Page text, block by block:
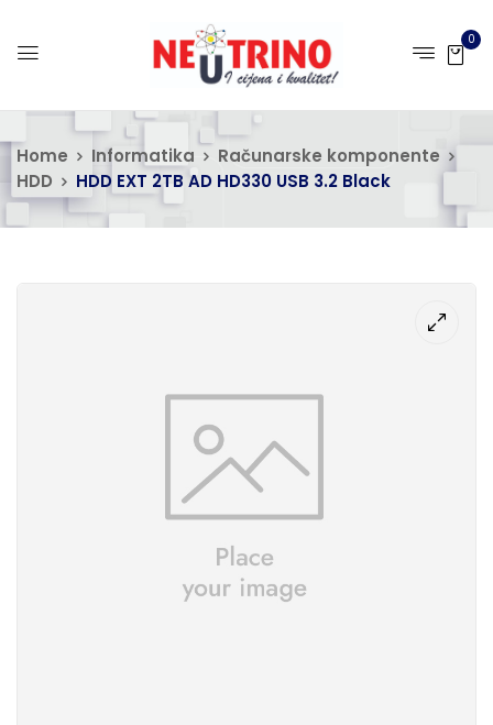
0
Home Informatika
Računarske komponente
HDD
HDD EXT 2TB AD HD330 USB 3.2 Black